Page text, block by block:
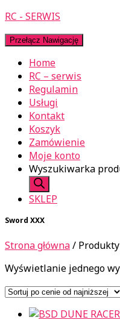
RC - SERWIS
Przełącz Nawigację
Home
RC – serwis
Regulamin
Usługi
Kontakt
Koszyk
Zamówienie
Moje konto
Wyszukiwarka
SKLEP
Sword XXX
Strona główna/ Produkty
Wyświetlanie jednego